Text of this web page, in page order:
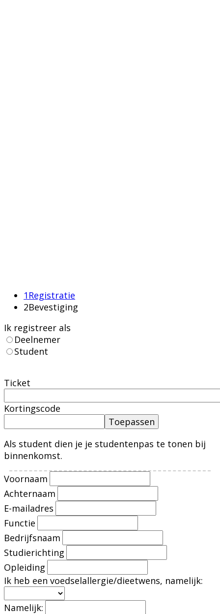
1 Registratie
2Bevestiging
Ik registreer als
Deelnemer
Student
Ticket
Kortingscode
Toepassen
Als student dien je je studentenpas te tonen bij
binnenkomst.
Voornaam
Achternaam
E-mailadres
Functie
Bedrijfsnaam
Studierichting
Opleiding
Ik heb een voedselallergie/dieetwens, namelijk:
Namelijk: